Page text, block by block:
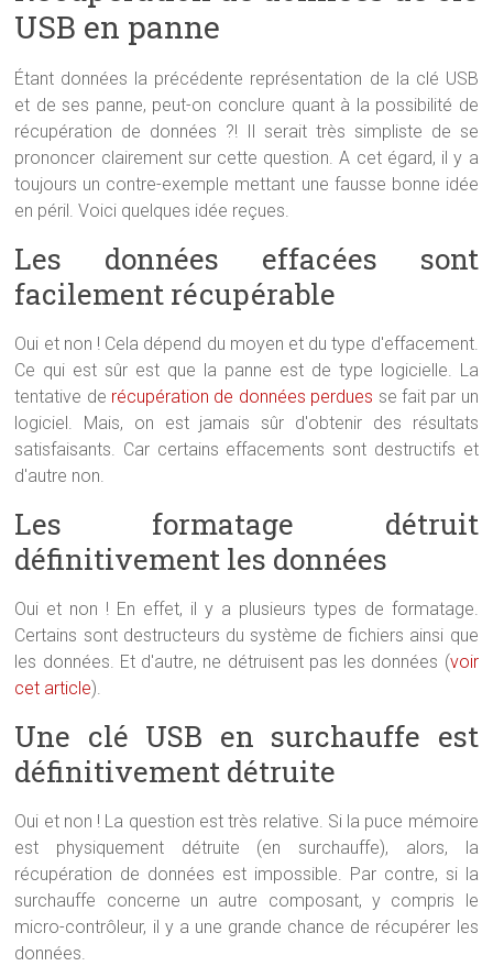
USB en panne
Étant données la précédente représentation de la clé USB
et de ses panne, peut-on conclure quant à la possibilité de
récupération de données ?! Il serait très simpliste de se
prononcer clairement sur cette question. A cet égard, il y a
toujours un contre-exemple mettant une fausse bonne idée
en péril. Voici quelques idée reçues.
Les données effacées sont
facilement récupérable
Oui et non ! Cela dépend du moyen et du type d'effacement.
Ce qui est sûr est que la panne est de type logicielle. La
tentative de récupération de données perdues se fait par un
logiciel. Mais, on est jamais sûr d'obtenir des résultats
satisfaisants. Car certains effacements sont destructifs et
d'autre non.
Les formatage détruit
définitivement les données
Oui et non ! En effet, il y a plusieurs types de formatage.
Certains sont destructeurs du système de fichiers ainsi que
les données. Et d'autre, ne détruisent pas les données (voir
cet article).
Une clé USB en surchauffe est
définitivement détruite
Oui et non ! La question est très relative. Si la puce mémoire
est physiquement détruite (en surchauffe), alors, la
récupération de données est impossible. Par contre, si la
surchauffe concerne un autre composant, y compris le
micro-contrôleur, il y a une grande chance de récupérer les
données.